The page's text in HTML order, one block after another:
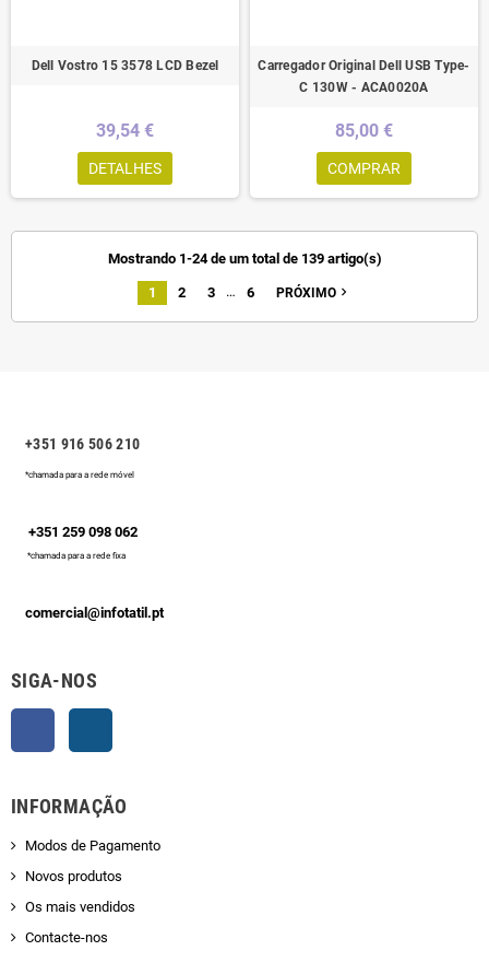
Dell Vostro 15 3578 LCD Bezel
39,54 €
DETALHES
Carregador Original Dell USB Type-
C 130W - ACA0020A
85,00 €
COMPRAR
Mostrando 1-24 de um total de 139 artigo(s)
1 2 3 … 6 PRÓXIMO navigate_next
+351 916 506 210
*chamada para a rede móvel
+351 259 098 062
*chamada para a rede fixa
comercial@infotatil.pt
SIGA-NOS
Facebook
INFORMAÇÃO
Modos de Pagamento
Novos produtos
Os mais vendidos
Contacte-nos